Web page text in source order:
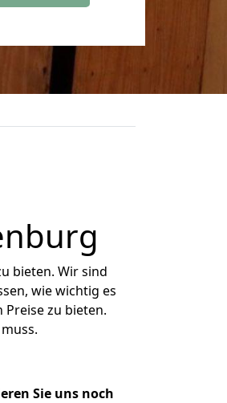
bieten. Wir sind
wie wichtig es
zu bieten.
Sie uns noch